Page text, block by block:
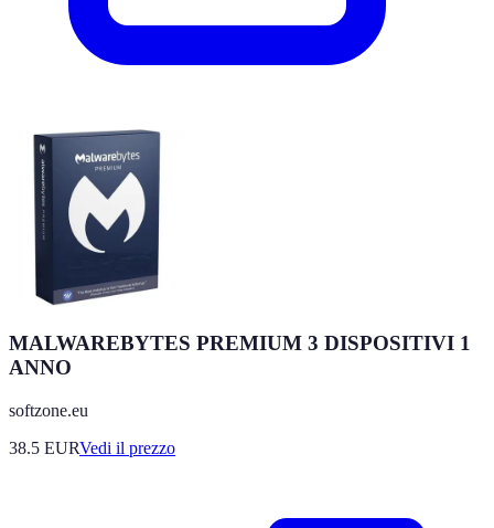
MALWAREBYTES PREMIUM 3 DISPOSITIVI 1
ANNO
softzone.eu
38.5 EURVedi il prezzo